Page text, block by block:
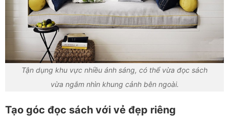
Tận dụng khu vực nhiều ánh sáng, có thể vừa đọc sách
vừa ngắm nhìn khung cảnh bên ngoài.
Tạo góc đọc sách với vẻ đẹp riêng